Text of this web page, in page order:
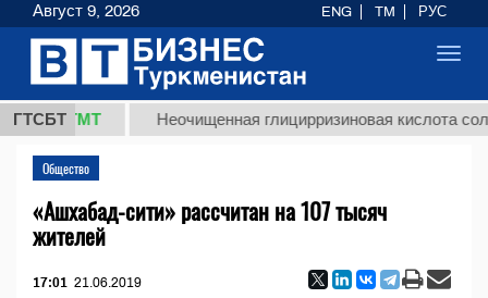
ГТСБТ
ТМТ Неочищенная глицирризиновая кислота
Общество
«Ашхабад-сити» рассчитан на 107 тысяч
жителей
17:01 21.06.2019
Август 9, 2026 ENG TM РУС